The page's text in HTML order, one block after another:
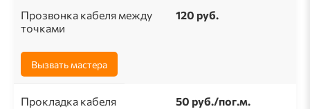
Прозвонка кабеля между
точками
120 руб.
Вызвать мастера
Прокладка кабеля 50 pуб./пог.м.